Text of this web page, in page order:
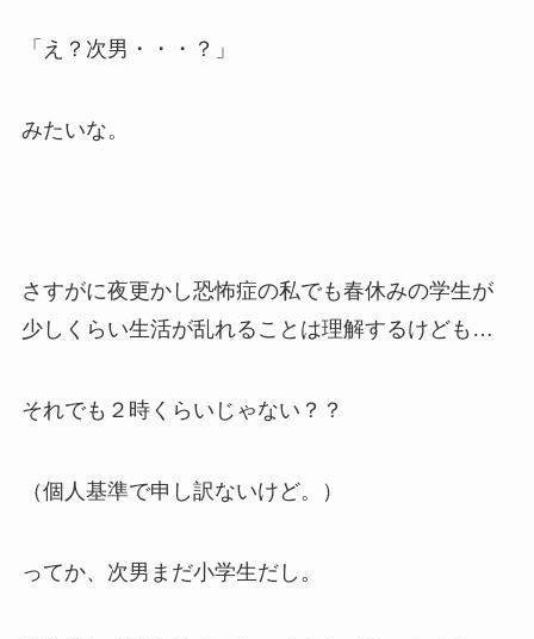
「え？次男・・・？」
みたいな。
さすがに夜更かし恐怖症の私でも春休みの学生が
少しくらい生活が乱れることは理解するけども…
それでも２時くらいじゃない？？
（個人基準で申し訳ないけど。）
ってか、次男まだ小学生だし。